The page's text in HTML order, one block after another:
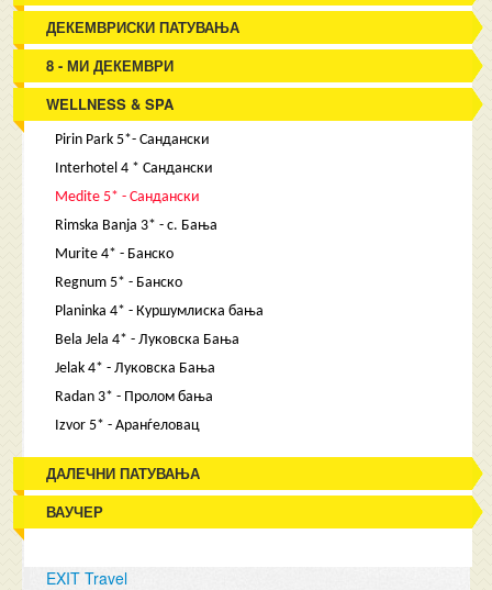
ДЕКЕМВРИСКИ ПАТУВАЊА
8 - МИ ДЕКЕМВРИ
WELLNESS & SPA
Pirin Park 5*- Сандански
Interhotel 4 * Сандански
Medite 5* - Сандански
Rimska Banja 3* - с. Бања
Murite 4* - Банско
Regnum 5* - Банско
Planinka 4* - Куршумлиска бања
Bela Jela 4* - Луковска Бања
Jelak 4* - Луковска Бања
Radan 3* - Пролом бања
Izvor 5* - Аранѓеловац
ДАЛЕЧНИ ПАТУВАЊА
ВАУЧЕР
EXIT Travel